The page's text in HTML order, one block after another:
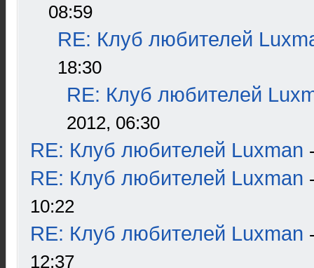
08:59
RE: Клуб любителей
18:30
RE: Клуб любителей
2012, 06:30
RE: Клуб любителей Luxman
RE: Клуб любителей Luxman
10:22
RE: Клуб любителей Luxman
12:37